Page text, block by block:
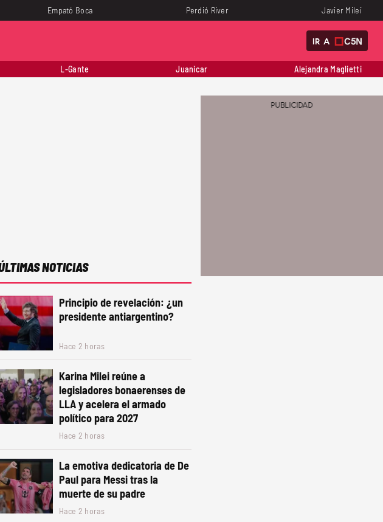
Empató Boca Perdió River Javier Milei
IR A
L-Gante Juanicar Alejandra Maglietti
NOTICIAS
Principio de revelación: ¿un
presidente antiargentino?
Hace 2 horas
Karina Milei reúne a
legisladores bonaerenses de
LLA y acelera el armado
político para 2027
Hace 2 horas
La emotiva dedicatoria de De
Paul para Messi tras la
muerte de su padre
Hace 2 horas